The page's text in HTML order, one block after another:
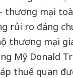
thương mại
rủi ro đáng
thương mại
Mỹ Donald
thuế quan